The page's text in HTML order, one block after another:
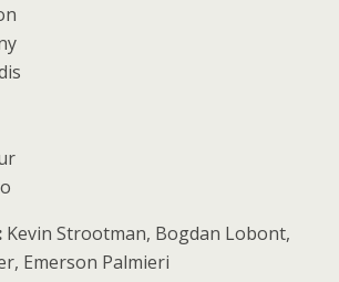
Kevin Strootman, Bogdan Lobont,
Emerson Palmieri